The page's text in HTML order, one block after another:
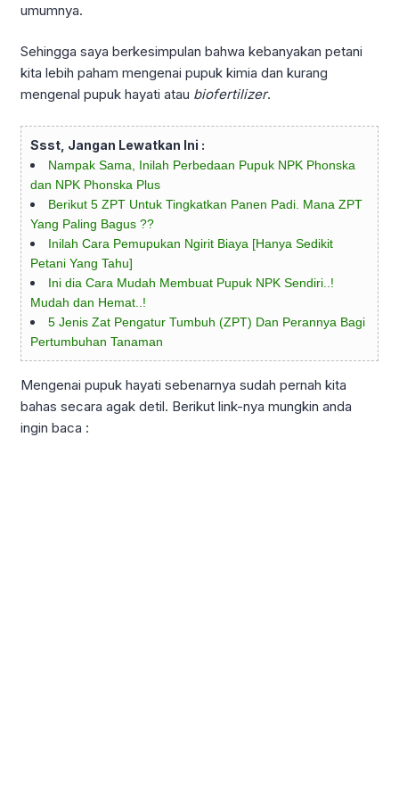
umumnya.
Sehingga saya berkesimpulan bahwa kebanyakan petani
kita lebih paham mengenai pupuk kimia dan kurang
mengenal pupuk hayati atau biofertilizer.
Ssst, Jangan Lewatkan Ini :
Nampak Sama, Inilah Perbedaan Pupuk NPK Phonska
dan NPK Phonska Plus
Berikut 5 ZPT Untuk Tingkatkan Panen Padi. Mana ZPT
Yang Paling Bagus ??
Inilah Cara Pemupukan Ngirit Biaya [Hanya Sedikit
Petani Yang Tahu]
Ini dia Cara Mudah Membuat Pupuk NPK Sendiri..!
Mudah dan Hemat..!
5 Jenis Zat Pengatur Tumbuh (ZPT) Dan Perannya Bagi
Pertumbuhan Tanaman
Mengenai pupuk hayati sebenarnya sudah pernah kita
bahas secara agak detil. Berikut link-nya mungkin anda
ingin baca :